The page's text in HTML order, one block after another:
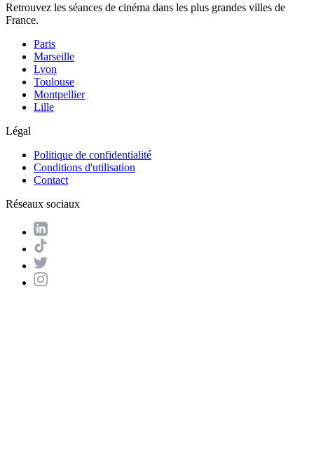
Retrouvez les séances de cinéma dans les plus grandes villes de
France.
Paris
Marseille
Lyon
Toulouse
Montpellier
Lille
Légal
Politique de confidentialité
Conditions d'utilisation
Contact
Réseaux sociaux